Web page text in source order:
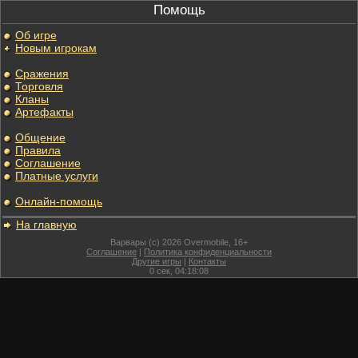
Помощь
Об игре
Новым игрокам
Сражения
Торговля
Кланы
Артефакты
Общение
Правила
Соглашение
Платные услуги
Онлайн-помощь
На главную
Варвары (c) 2026 Overmobile, 16+
Соглашение | Политика конфиденциальности
Другие игры | Контакты
0 сек, 04:18:08